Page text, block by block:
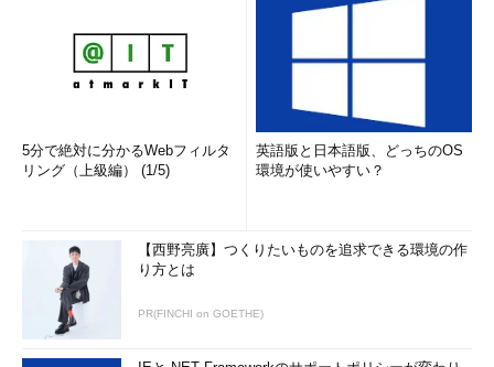
5分で絶対に分かるWebフィルタ
リング（上級編） (1/5)
英語版と日本語版、どっちのOS
環境が使いやすい？
【西野亮廣】つくりたいものを追求できる環境の作
り方とは
PR(FINCHI on GOETHE)